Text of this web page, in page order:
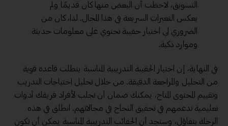
التسويق، لاحظت أن البعض منها كان قديمًا ولم
يعكس التغيرات السريعة في هذا المجال. لذا، كان من
الضروري لي اختيار حقيبة تحتوي على معلومات حديثة
وموارد ذكية.
في النهاية، إن اختيار الحقيبة التدريبية المناسبة يتطلب قاعدة قوية
من التحليل والمراجعة الدقيقة. من خلال تحليل احتياجات التدريب
وتقييم المحتوى المتاح، يمكنك ضمان أن تجلب لأفراد فريقك أدوات
تعليمية تدعمهم في تحقيق النجاح في مجالاتهم. انطلق في هذه
الرحلة بتفاؤل، وستجد أن الحقائب التدريبية المناسبة يمكن أن تكون